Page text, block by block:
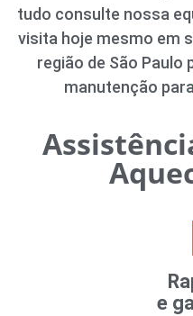
tudo consulte nossa
visita hoje mesmo em
região de São Paulo
manutenção para
e